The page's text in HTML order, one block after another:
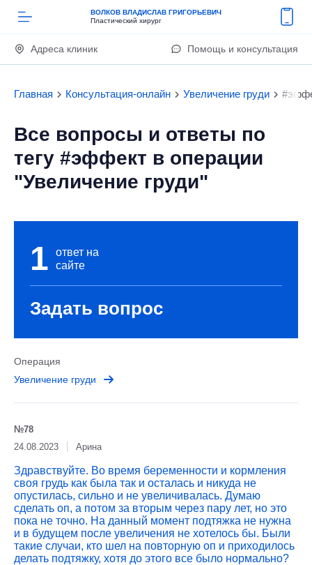
ВОЛКОВ ВЛАДИСЛАВ ГРИГОРЬЕВИЧ
Пластический хирург
Адреса клиник Помощь и консультация
Главная Консультация-онлайн Увеличение груди
Все вопросы и ответы по
тегу #эффект в операции
"Увеличение груди"
1
ответ на
сайте
Задать вопрос
Операция
Увеличение груди
№78
24.08.2023
Арина
Здравствуйте. Во время беременности и кормления
своя грудь как была так и осталась и никуда не
опустилась, сильно и не увеличивалась. Думаю
сделать оп, а потом за вторым через пару лет, но это
пока не точно. На данный момент подтяжка не нужна
и в будущем после увеличения не хотелось бы. Были
такие случаи, кто шел на повторную оп и приходилось
делать подтяжку, хотя до этого все было нормально?